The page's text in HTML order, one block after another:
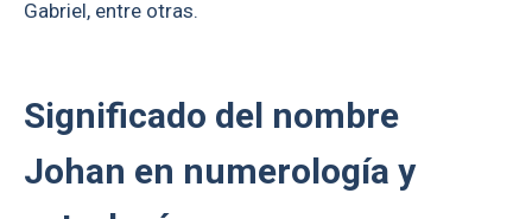
Gabriel, entre otras.
Significado del nombre
Johan en numerología y